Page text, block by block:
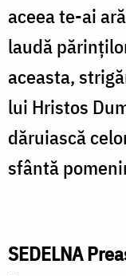
aceea te-ai
laudă
aceasta,
lui Hristos
dăruiască
sfântă
SEDELNA